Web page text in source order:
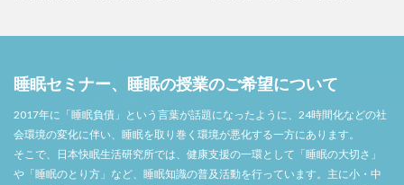
睡眠セミナー、睡眠の授業のご希望について
2017年に「睡眠負債」という言葉が話題になったように、24時間化などの社
会環境の変化に伴い、睡眠を取り巻く環境が悪化する一方にあります。
そこで、日本快眠生活研究所では、健康支援の一環として「睡眠の大切さ」
や「睡眠のとり方」など、睡眠知識の普及活動を行っています。主に小・中